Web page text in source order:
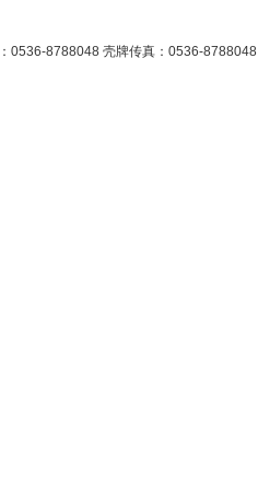
0536-8788048 壳牌传真：0536-8788048